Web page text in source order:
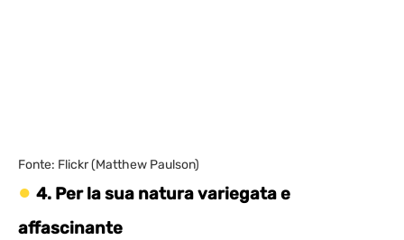
Fonte: Flickr (Matthew Paulson)
4. Per la sua natura variegata e
affascinante